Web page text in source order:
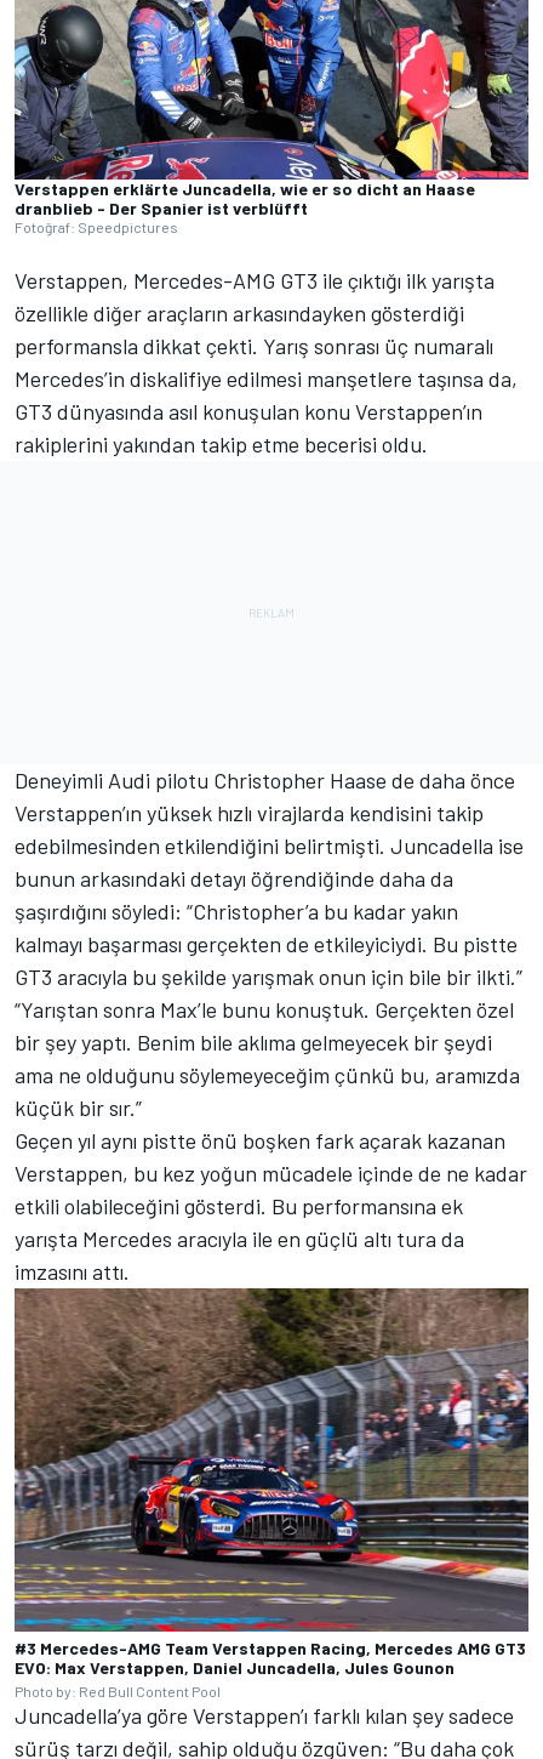
Verstappen erklärte Juncadella, wie er so dicht an Haase
dranblieb - Der Spanier ist verblüfft
Fotoğraf: Speedpictures
Verstappen, Mercedes-AMG GT3 ile çıktığı ilk yarışta
özellikle diğer araçların arkasındayken gösterdiği
performansla dikkat çekti. Yarış sonrası üç numaralı
Mercedes’in diskalifiye edilmesi manşetlere taşınsa da,
GT3 dünyasında asıl konuşulan konu Verstappen’ın
rakiplerini yakından takip etme becerisi oldu.
Deneyimli Audi pilotu Christopher Haase de daha önce
Verstappen’ın yüksek hızlı virajlarda kendisini takip
edebilmesinden etkilendiğini belirtmişti. Juncadella ise
bunun arkasındaki detayı öğrendiğinde daha da
şaşırdığını söyledi: “Christopher’a bu kadar yakın
kalmayı başarması gerçekten de etkileyiciydi. Bu pistte
GT3 aracıyla bu şekilde yarışmak onun için bile bir ilkti.”
“Yarıştan sonra Max’le bunu konuştuk. Gerçekten özel
bir şey yaptı. Benim bile aklıma gelmeyecek bir şeydi
ama ne olduğunu söylemeyeceğim çünkü bu, aramızda
küçük bir sır.”
Geçen yıl aynı pistte önü boşken fark açarak kazanan
Verstappen, bu kez yoğun mücadele içinde de ne kadar
etkili olabileceğini gösterdi. Bu performansına ek
yarışta Mercedes aracıyla ile en güçlü altı tura da
imzasını attı.
#3 Mercedes-AMG Team Verstappen Racing, Mercedes AMG GT3
EVO: Max Verstappen, Daniel Juncadella, Jules Gounon
Photo by: Red Bull Content Pool
Juncadella’ya göre Verstappen’ı farklı kılan şey sadece
sürüş tarzı değil, sahip olduğu özgüven: “Bu daha çok